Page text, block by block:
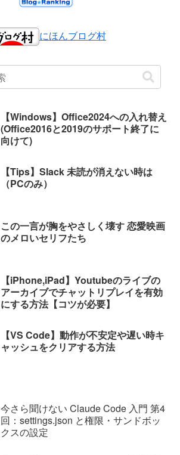
にほんブログ村
【Windows】Office2024への入れ替え
(Office2016と2019のサポート終了に
向けて)
【Tips】Slack 未読が消えない時は
（PCのみ）
この一言が胸をやさしく壊す 恋愛映画
のメロいセリフたち
【iPhone,iPad】Youtubeのライブの
アーカイブでチャットリプレイを有効
にする方法【コツが必要】
【VS Code】動作が不安定や遅い時キ
ャッシュをクリアする方法
今さら聞けない Claude Code 入門 第4
回：settings.json と権限・サンドボッ
クスの設定